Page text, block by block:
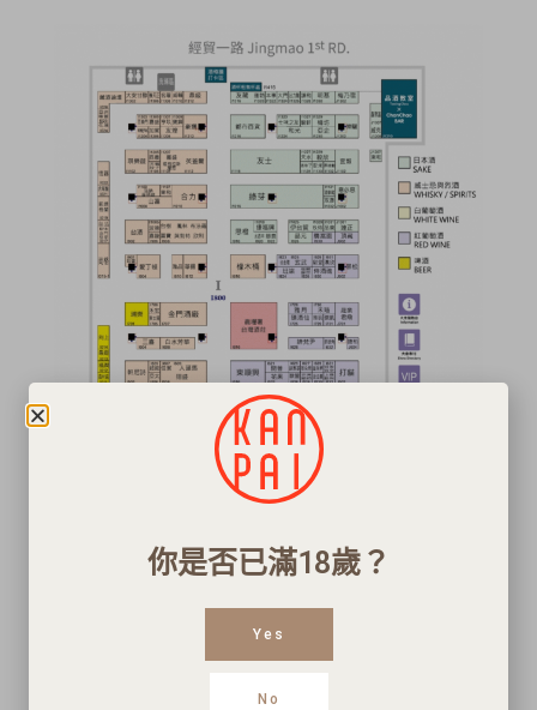
你是否已滿18歲？
Yes
No